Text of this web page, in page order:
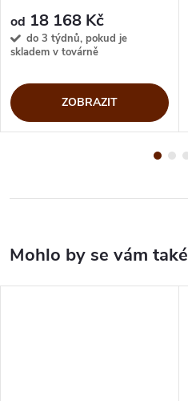
od 18 168 Kč
do 3 týdnů, pokud je
skladem v továrně
ZOBRAZIT